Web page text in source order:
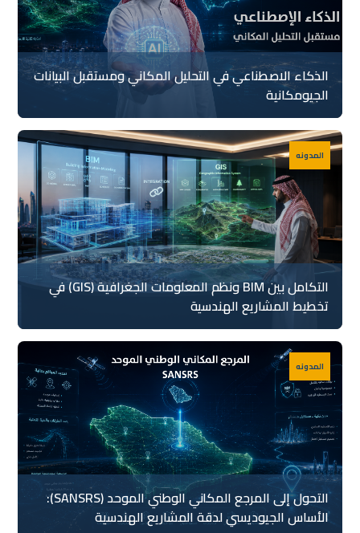
الذكاء الاصطناعي في التحليل المكاني ومستقبل البيانات
الجيومكانية
التكامل بين BIM ونظم المعلومات الجغرافية (GIS) في
تخطيط المشاريع الهندسية
المدونه
التحول إلى المرجع المكاني الوطني الموحد (SANSRS):
الأساس الجيوديسي لدقة المشاريع الهندسية
المدونه